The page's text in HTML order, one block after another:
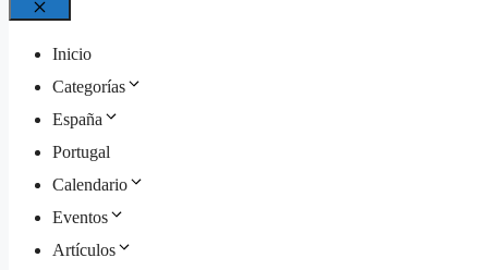
Cerrar
Inicio
Categorías
España
Portugal
Calendario
Eventos
Artículos